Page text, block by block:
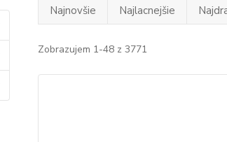
Najnovšie Najlacnejšie
Zobrazujem 1-48 z 3771